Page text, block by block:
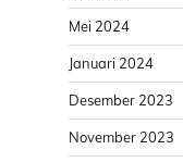
Mei 2024
Januari 2024
Desember 2023
November 2023